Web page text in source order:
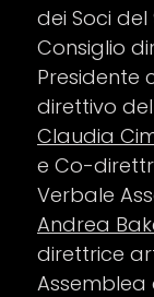
dei Soci
Consiglio
Presidente
direttivo del
Claudia
e Co-
Verbale
Andrea
direttrice
Assemblea